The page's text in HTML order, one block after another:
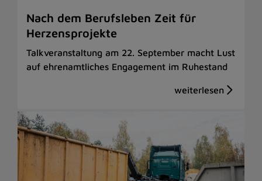
Nach dem Berufsleben Zeit für
Herzensprojekte
Talkveranstaltung am 22. September macht Lust
auf ehrenamtliches Engagement im Ruhestand